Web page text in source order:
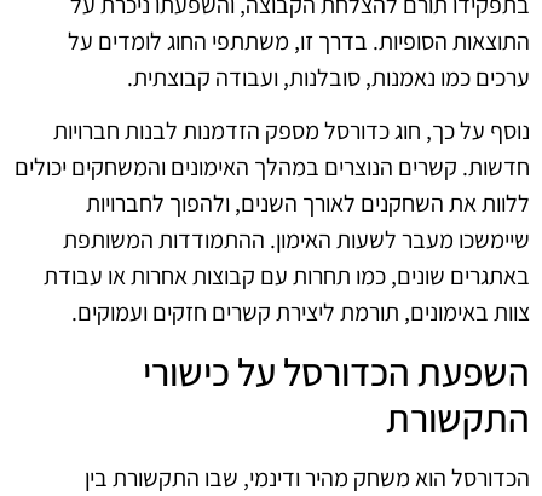
התוצאות הסופיות. בדרך זו, משתתפי החוג לומדים על
ערכים כמו נאמנות, סובלנות, ועבודה קבוצתית.
נוסף על כך, חוג כדורסל מספק הזדמנות לבנות חברויות
חדשות. קשרים הנוצרים במהלך האימונים והמשחקים יכולים
ללוות את השחקנים לאורך השנים, ולהפוך לחברויות
שיימשכו מעבר לשעות האימון. ההתמודדות המשותפת
באתגרים שונים, כמו תחרות עם קבוצות אחרות או עבודת
צוות באימונים, תורמת ליצירת קשרים חזקים ועמוקים.
השפעת הכדורסל על כישורי
התקשורת
הכדורסל הוא משחק מהיר ודינמי, שבו התקשורת בין